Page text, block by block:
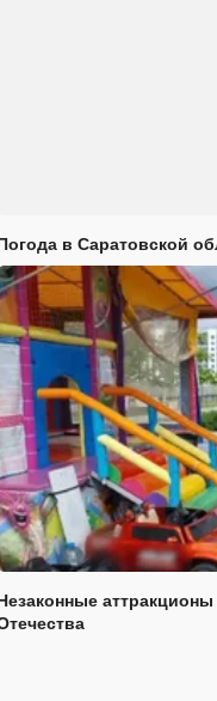
в Саратовской